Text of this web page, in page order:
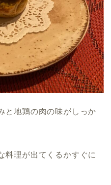
と地鶏の肉の味がしっか
料理が出てくるかすぐに